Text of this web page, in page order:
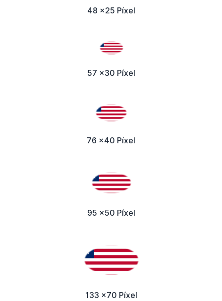
48 x25 Píxel
57 x30 Píxel
76 x40 Píxel
95 x50 Píxel
133 x70 Píxel